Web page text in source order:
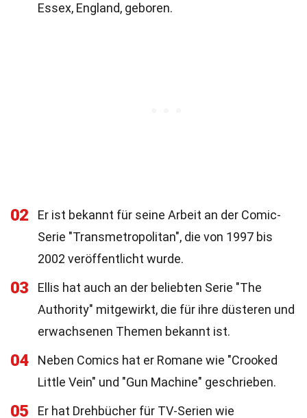
Essex, England, geboren.
02
Er ist bekannt für seine Arbeit an der Comic-
Serie "Transmetropolitan", die von 1997 bis
2002 veröffentlicht wurde.
03
Ellis hat auch an der beliebten Serie "The
Authority" mitgewirkt, die für ihre düsteren und
erwachsenen Themen bekannt ist.
04
Neben Comics hat er Romane wie "Crooked
Little Vein" und "Gun Machine" geschrieben.
05
Er hat Drehbücher für TV-Serien wie